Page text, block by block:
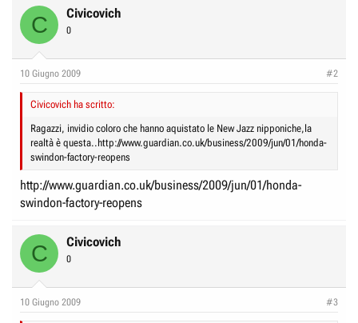
s
o
e
C Civicovich
0
10 Giugno 2009 #2
Civicovich ha scritto:
Ragazzi, invidio coloro che hanno aquistato le New Jazz nipponiche,la
realtà è questa..http://www.guardian.co.uk/business/2009/jun/01/honda-
swindon-factory-reopens
http://www.guardian.co.uk/business/2009/jun/01/honda-
swindon-factory-reopens
C Civicovich
0
10 Giugno 2009 #3